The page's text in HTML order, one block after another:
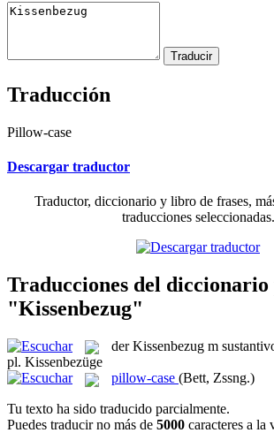
Traducción
Pillow-case
Descargar traductor
Traductor, diccionario y libro de frases,
traducciones seleccionadas.
Traducciones del diccionario
"Kissenbezug"
derKissenbezug m
pl. Kissenbezüge
pillow-case (Bett, Zssng.)
Tu texto ha sido traducido parcialmente.
Puedes traducir no más de 5000 caracteres a la